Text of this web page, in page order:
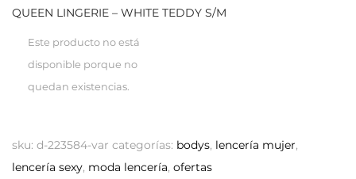
QUEEN LINGERIE – WHITE TEDDY S/M
Este producto no está
disponible porque no
quedan existencias.
sku: d-223584-var categorías: bodys, lencería mujer,
lencería sexy, moda lencería, ofertas